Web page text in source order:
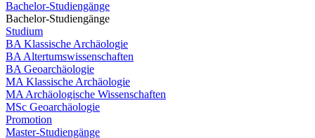
Bachelor-Studiengänge
Bachelor-Studiengänge
Studium
BA Klassische Archäologie
BA Altertumswissenschaften
BA Geoarchäologie
MA Klassische Archäologie
MA Archäologische Wissenschaften
MSc Geoarchäologie
Promotion
Master-Studiengänge